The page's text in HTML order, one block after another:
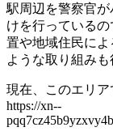
駅周辺を警察官
けを行っている
置や地域住民に
ような取り組みも
現在、このエリ
https://xn--